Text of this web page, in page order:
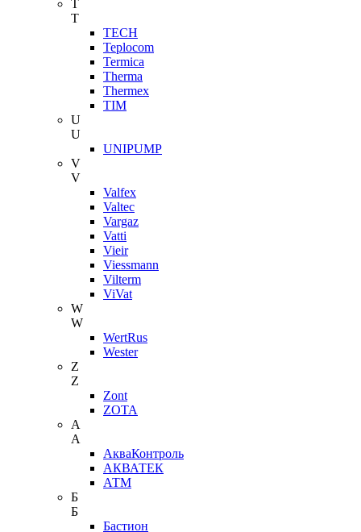
T
T
TECH
Teplocom
Termica
Therma
Thermex
TIM
U
U
UNIPUMP
V
V
Valfex
Valtec
Vargaz
Vatti
Vieir
Viessmann
Vilterm
ViVat
W
W
WertRus
Wester
Z
Z
Zont
ZOTA
А
А
АкваКонтроль
АКВАТЕК
АТМ
Б
Б
Бастион